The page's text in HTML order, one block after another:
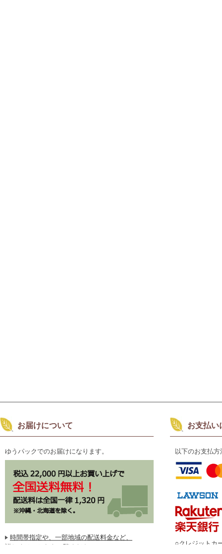
お届けについて
ゆうパックでのお届けになります。
時間帯指定や、一部地域の配送料金など、
詳しくはこちらをご覧ください
お支払い
以下のお支払
○クレジットカ